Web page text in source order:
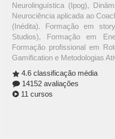
Neurolinguística (Ipog),
Neurociência aplicada ao
(Inédita). Formação em
Studios), Formação em
Formação profissional em
Gamification e Metodologias
4.6 classificação média
14152 avaliações
11 cursos